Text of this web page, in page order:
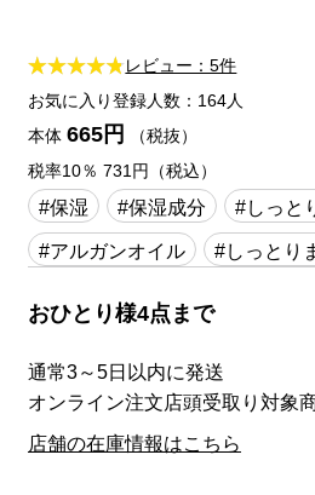
レビュー：5件
お気に入り登録人数：164人
本体 665円
（税抜）
税率10％ 731円（税込）
#保湿 #保湿成分 #しっと
#アルガンオイル
#しっとり
おひとり様4点まで
通常3～5日以内に発送
オンライン注文店頭受取り対象
店舗の在庫情報はこちら